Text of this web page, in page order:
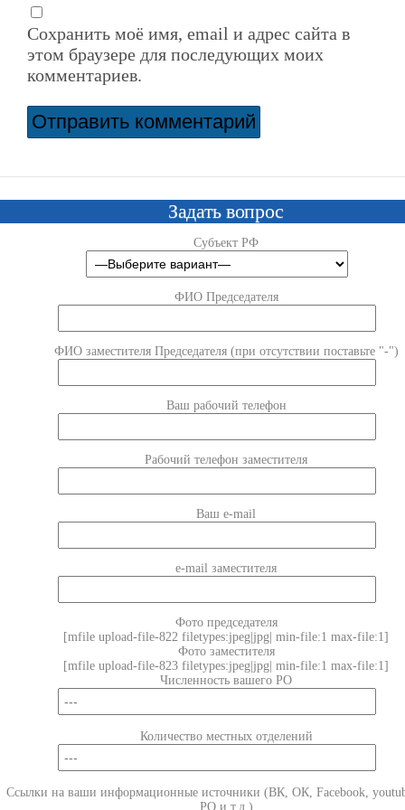
Сохранить моё имя, email и адрес сайта в
этом браузере для последующих моих
комментариев.
Задать вопрос
Субъект РФ
ФИО Председателя
ФИО заместителя Председателя (при отсутствии поставьте "-")
Ваш рабочий телефон
Рабочий телефон заместителя
Ваш e-mail
e-mail заместителя
Фото председателя
[mfile upload-file-822 filetypes:jpeg|jpg| min-file:1 max-file:1]
Фото заместителя
[mfile upload-file-823 filetypes:jpeg|jpg| min-file:1 max-file:1]
Численность вашего РО
Количество местных отделений
Ссылки на ваши информационные источники (ВК, ОК, Facebook,
РО и т.д.)